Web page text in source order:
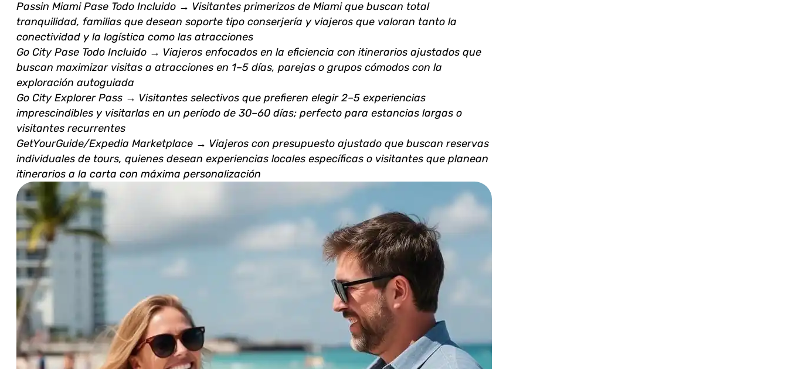
Passin Miami Pase Todo Incluido → Visitantes primerizos de Miami que buscan total
tranquilidad, familias que desean soporte tipo conserjería y viajeros que valoran tanto la
conectividad y la logística como las atracciones
Go City Pase Todo Incluido → Viajeros enfocados en la eficiencia con itinerarios ajustados que
buscan maximizar visitas a atracciones en 1–5 días, parejas o grupos cómodos con la
exploración autoguiada
Go City Explorer Pass → Visitantes selectivos que prefieren elegir 2–5 experiencias
imprescindibles y visitarlas en un período de 30–60 días; perfecto para estancias largas o
visitantes recurrentes
GetYourGuide/Expedia Marketplace → Viajeros con presupuesto ajustado que buscan reservas
individuales de tours, quienes desean experiencias locales específicas o visitantes que planean
itinerarios a la carta con máxima personalización